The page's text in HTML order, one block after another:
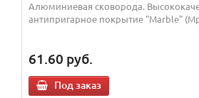
Алюминиевая сковорода.
антипригарное покрытие "Marble"
61.60 руб.
Под заказ